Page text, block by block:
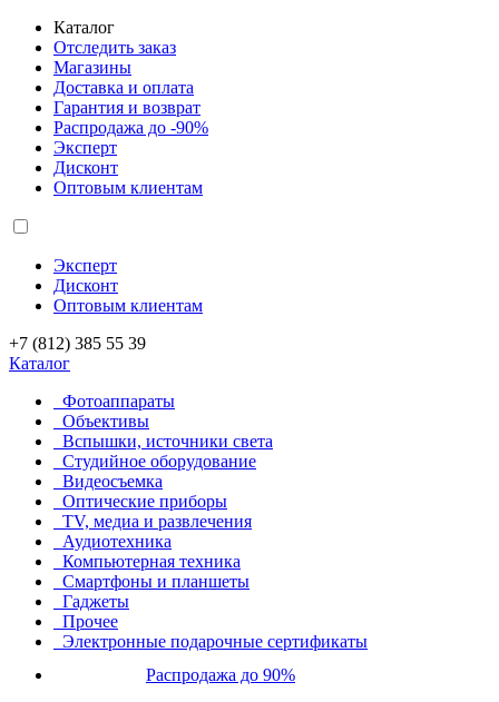
Каталог
Отследить заказ
Магазины
Доставка и оплата
Гарантия и возврат
Распродажа до -90%
Эксперт
Дисконт
Оптовым клиентам
Эксперт
Дисконт
Оптовым клиентам
+7 (812) 385 55 39
Каталог
Фотоаппараты
Объективы
Вспышки, источники света
Студийное оборудование
Видеосъемка
Оптические приборы
TV, медиа и развлечения
Аудиотехника
Компьютерная техника
Смартфоны и планшеты
Гаджеты
Прочее
Электронные подарочные сертификаты
Распродажа до 90%